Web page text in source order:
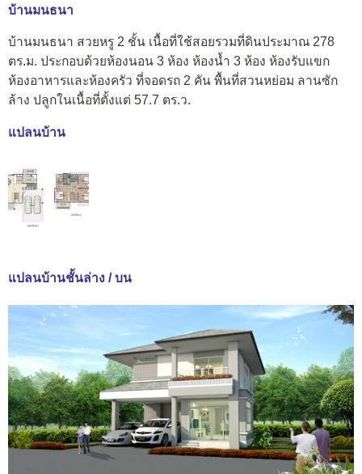
บ้านมนธนา
บ้านมนธนา สวยหรู 2 ชั้น เนื้อที่ใช้สอยรวมที่ดินประมาณ 278
ตร.ม. ประกอบด้วยห้องนอน 3 ห้อง ห้องน้ำ 3 ห้อง ห้องรับแขก
ห้องอาหารและห้องครัว ที่จอดรถ 2 คัน พื้นที่สวนหย่อม ลานซัก
ล้าง ปลูกในเนื้อที่ตั้งแต่ 57.7 ตร.ว.
แปลนบ้าน
แปลนบ้านชั้นล่าง / บน